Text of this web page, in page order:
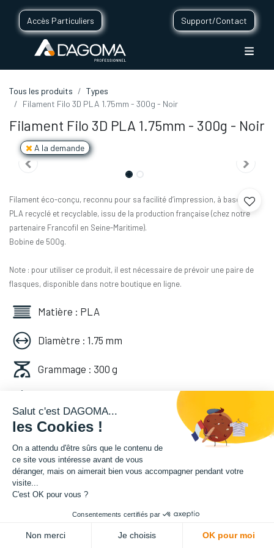
Accès Particuliers Support/Contact
Tous les produits
Types
Filament Filo 3D PLA 1.75mm - 300g - Noir
Filament Filo 3D PLA 1.75mm - 300g - Noir
A la demande
Filament éco-conçu, reconnu pour sa facilité d’impression, à base de
PLA recyclé et recyclable, issu de la production française (chez notre
partenaire Francofil en Seine-Maritime).
Bobine de 500g.
Note : pour utiliser ce produit, il est nécessaire de prévoir une paire de
flasques, disponible dans notre boutique en ligne.
Matière : PLA
Diamètre : 1.75 mm
Grammage : 300 g
Facilité d'utilisation : Accessible
8,49€
(8,49€ TVA comprise)
nouveau en stock
Salut c'est DAGOMA...
les Cookies !
On a attendu d'être sûrs que le contenu de
ce site vous intéresse avant de vous
déranger, mais on aimerait bien vous accompagner pendant votre
visite...
C'est OK pour vous ?
Consentements certifiés par
Non merci Je choisis OK pour moi